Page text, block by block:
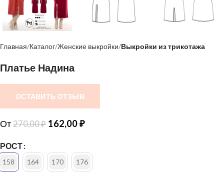
Главная Каталог Женские выкройки Выкройки из трикотажа
Платье Надина
ОСТАВИТЬ ОТЗЫВ
От 270,00₽ 162,00₽
РОСТ
158 164 170 176